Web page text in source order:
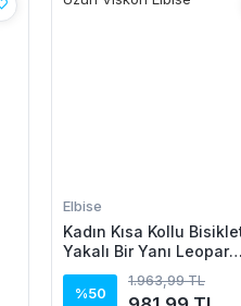
Elbise
Kadın Kısa Kollu
Yakalı Bir Yanı Leopar
Detaylı Uzun Viskon
%50
1.963,99 TL